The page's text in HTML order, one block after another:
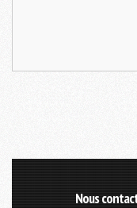
Nous